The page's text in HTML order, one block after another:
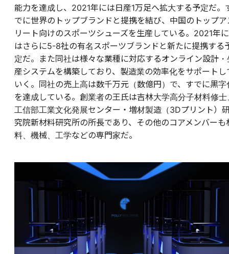
能力を達成し、2021年には日産1万足へ拡大する予定だ。
でに世界のトップブランドと提携を結び、中国のトップア
リート向けのスポーツシューズを生産している。2021年に
はさらに5-8社の有名スポーツブランドと新たに提携する
定だ。また同社は様々な業種に対応するオンライン設計・
産システムを構築しており、製造業の効率化をサポートし
いく。同社の売上高は数千万元（数億円）で、すでに黒字
を達成している。創業者の王氏は吉林大学高分子材料修士
工信部工業文化発展センター・増材製造（3Dプリント）
究院新材料研究所の所長であり、その他のコアメンバーも
料、機械、工学などの専門家だ。